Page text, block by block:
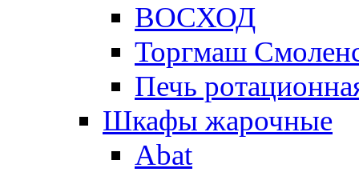
ВОСХОД
Торгмаш
Печь
Шкафы жарочные
Abat